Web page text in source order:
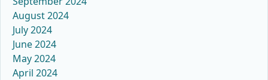
August 2024
July 2024
June 2024
May 2024
April 2024